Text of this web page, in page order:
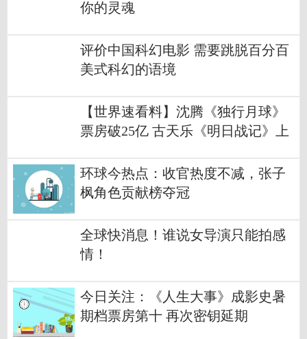
你的灵魂
评价中国科幻电影 需要跳脱百分百
美式科幻的语境
【世界速看料】沈腾《独行月球》
票房破25亿 古天乐《明日战记》上
环球今热点：收官热度不减，张子
枫角色贡献榜夺冠
全球快消息！谁说女导演只能拍感
情！
今日关注：《人生大事》成影史暑
期档票房第十 再次密钥延期